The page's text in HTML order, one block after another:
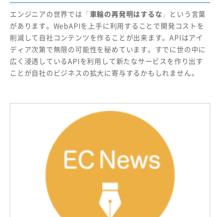
エンジニアの世界では「車輪の再発明はするな 」という言葉
があります。WebAPIを上手に利用することで開発コストを
削減して自社コンテンツを作ることが出来ます。APIはアイ
ディア次第で無限の可能性を秘めています。すでに世の中に
広く浸透しているAPIを利用して新たなサービスを作り出す
ことが自社のビジネスの拡大に寄与するかもしれません。